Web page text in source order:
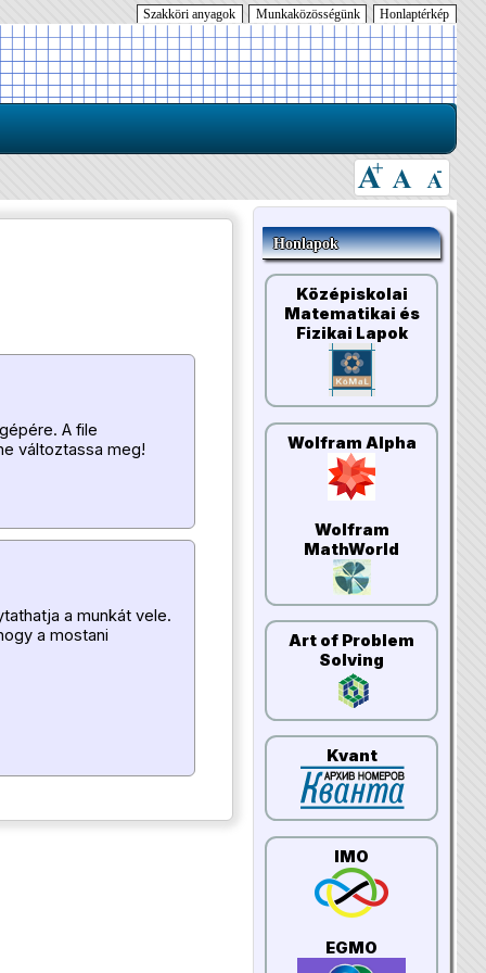
Honlaptérkép
Munkaközösségünk
Szakköri anyagok
A file
változtassa meg!
a munkát vele.
a mostani
Honlapok
Középiskolai
Matematikai és
Fizikai Lapok
Wolfram Alpha
Wolfram
MathWorld
Art of Problem
Solving
Kvant
IMO
EGMO